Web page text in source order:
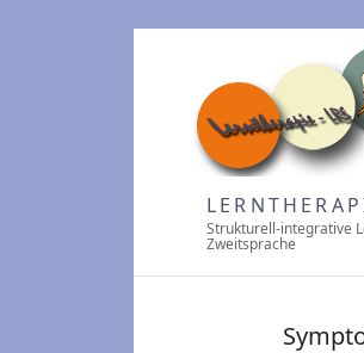
Strukturell-integrative
Zweitsprache